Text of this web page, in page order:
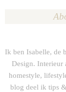
Ik ben Isabelle, de
Design. Interieur
homestyle,
blog deel ik tips